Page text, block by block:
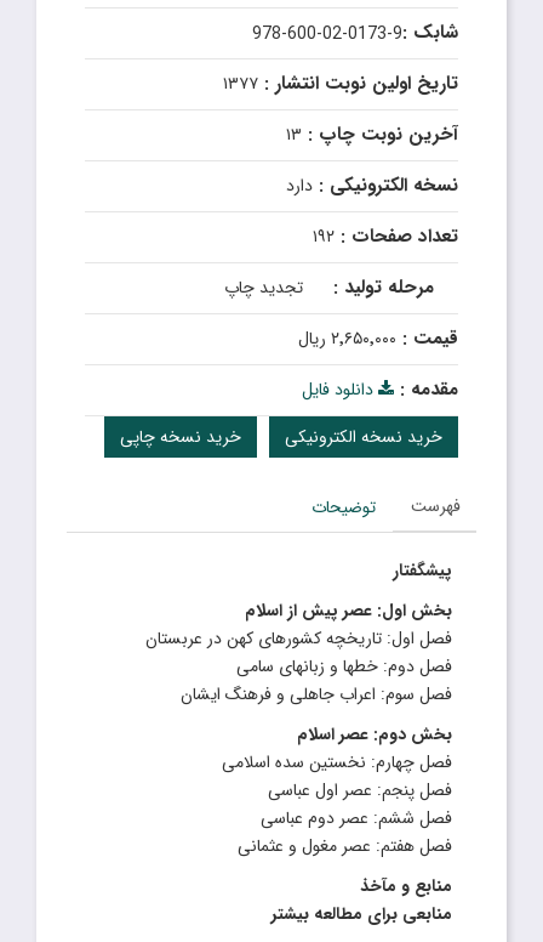
شابک :978-600-02-0173-9
تاریخ اولین نوبت انتشار : ۱۳۷۷
آخرین نوبت چاپ : ۱۳
نسخه الکترونیکی : دارد
تعداد صفحات : ۱۹۲
مرحله تولید : تجدید چاپ
قیمت : ۲٬۶۵۰٬۰۰۰ ریال
مقدمه :
دانلود فایل
خرید نسخه چاپی
خرید نسخه الکترونیکی
فهرست توضیحات
پیشگفتار
بخش اول: عصر پیش از اسلام
فصل اول: تاریخچه کشورهای کهن در عربستان
فصل دوم: خطها و زبانهای سامی
فصل سوم: اعراب جاهلی و فرهنگ ایشان
بخش دوم: عصر اسلام
فصل چهارم: نخستین سده اسلامی
فصل پنجم: عصر اول عباسی
فصل ششم: عصر دوم عباسی
فصل هفتم: عصر مغول و عثمانی
منابع و مآخذ
منابعی برای مطالعه بیشتر